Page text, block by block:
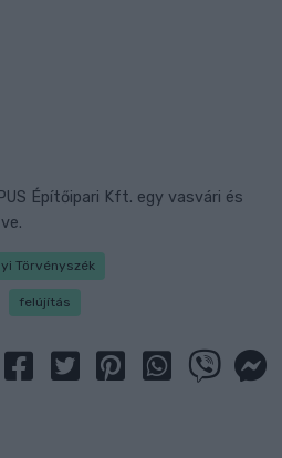
Építőipari Kft. egy vasvári és
Törvényszék
felújítás